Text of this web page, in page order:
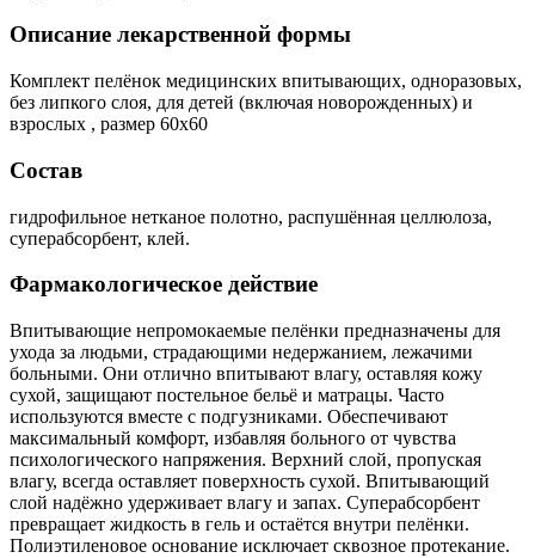
Описание лекарственной формы
Комплект пелёнок медицинских впитывающих, одноразовых,
без липкого слоя, для детей (включая новорожденных) и
взрослых , размер 60х60
Состав
гидрофильное нетканое полотно, распушённая целлюлоза,
суперабсорбент, клей.
Фармакологическое действие
Впитывающие непромокаемые пелёнки предназначены для
ухода за людьми, страдающими недержанием, лежачими
больными. Они отлично впитывают влагу, оставляя кожу
сухой, защищают постельное бельё и матрацы. Часто
используются вместе с подгузниками. Обеспечивают
максимальный комфорт, избавляя больного от чувства
психологического напряжения. Верхний слой, пропуская
влагу, всегда оставляет поверхность сухой. Впитывающий
слой надёжно удерживает влагу и запах. Суперабсорбент
превращает жидкость в гель и остаётся внутри пелёнки.
Полиэтиленовое основание исключает сквозное протекание.